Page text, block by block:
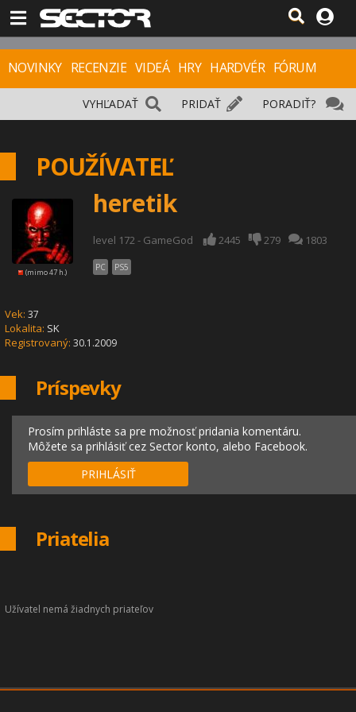
NOVINKY RECENZIE VIDEÁ HRY HARDVÉR FÓRUM
PORADIŤ?
PRIDAŤ
VYHĽADAŤ
POUŽÍVATEĽ
(mimo 47 h.)
heretik
level 172 - GameGod 2445 279 1803
PC PS5
Vek: 37
Lokalita: SK
Registrovaný: 30.1.2009
Príspevky
Prosím prihláste sa pre možnosť pridania komentáru.
Môžete sa prihlásiť cez Sector konto, alebo Facebook.
PRIHLÁSIŤ
Priatelia
Užívatel nemá žiadnych priateľov